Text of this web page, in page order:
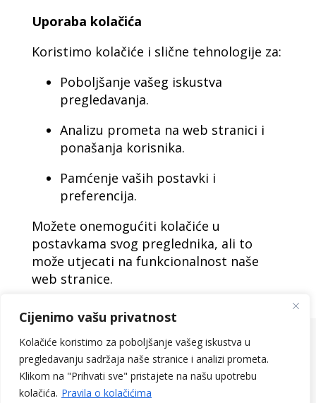
Cijenimo vašu privatnost
Kolačiće koristimo za poboljšanje vašeg iskustva u
pregledavanju sadržaja naše stranice i analizi prometa.
Klikom na "Prihvati sve" pristajete na našu upotrebu
kolačića. Pravila o kolačićima
Uporaba kolačića
Koristimo kolačiće i slične tehnologije za:
Poboljšanje vašeg iskustva
pregledavanja.
Analizu prometa na web stranici i
ponašanja korisnika.
Pamćenje vaših postavki i
preferencija.
Možete onemogućiti kolačiće u
postavkama svog preglednika, ali to
može utjecati na funkcionalnost naše
web stranice.
© 2025 Auto Lučić. Sva
prava pridržana. /
Politika privatnosti